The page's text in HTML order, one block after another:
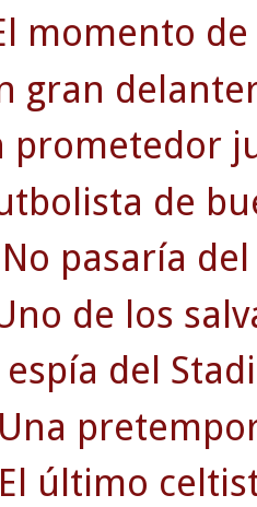
momento
gran
prometedor
de
pasaría
de los
espía del
El último